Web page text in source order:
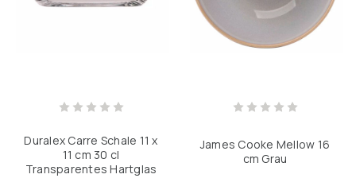
Duralex Carre Schale 11 x
11 cm 30 cl
Transparentes Hartglas
James Cooke Mellow 16
cm Grau